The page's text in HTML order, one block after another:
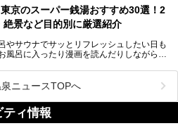
「サ旅」や自分へのご褒美のための宿泊な
タイミングで好きなだけサ活ができるのが
用施設だけでなく、カップルや女性に嬉し
えてきました。
したい施設14選をご紹介します。
。
東京のスーパー銭湯おすすめ30選！2
絶景など目的別に厳選紹介
やサウナでサッとリフレッシュしたい日も
風呂に入ったり漫画を読んだりしながら一
てしまい、「このまま朝までゆっくりでき
と探した経験がある人も多いのではないで
、東京でおすすめのスーパー銭湯を、目的
ニュースTOPへ
ィ情報